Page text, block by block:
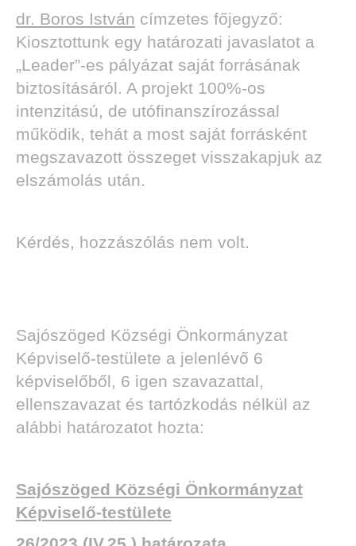
dr. Boros István címzetes főjegyző:
Kiosztottunk egy határozati javaslatot a
„Leader”-es pályázat saját forrásának
biztosításáról. A projekt 100%-os
intenzitású, de utófinanszírozással
működik, tehát a most saját forrásként
megszavazott összeget visszakapjuk az
elszámolás után.
Kérdés, hozzászólás nem volt.
Sajószöged Községi Önkormányzat
Képviselő-testülete a jelenlévő 6
képviselőből, 6 igen szavazattal,
ellenszavazat és tartózkodás nélkül az
alábbi határozatot hozta:
Sajószöged Községi Önkormányzat
Képviselő-testülete